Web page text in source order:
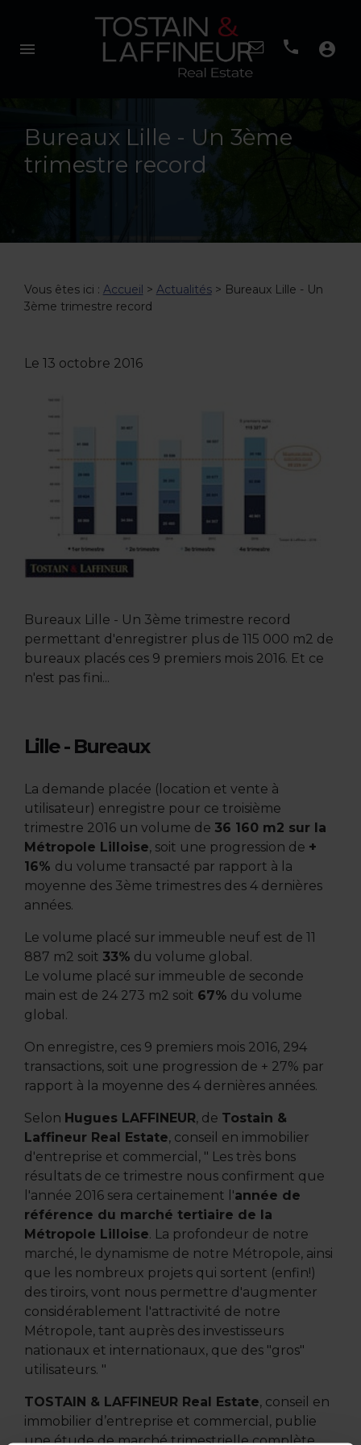
menu account_circle
Bureaux Lille - Un 3ème
trimestre record
Vous êtes ici : Accueil > Actualités> Bureaux Lille - Un
3ème trimestre record
Le 13 octobre 2016
Bureaux Lille - Un 3ème trimestre record
permettant d'enregistrer plus de 115 000 m2 de
bureaux placés ces 9 premiers mois 2016. Et ce
n'est pas fini...
Lille - Bureaux
La demande placée (location et vente à
utilisateur) enregistre pour ce troisième
trimestre 2016 un volume de 36 160 m2 sur la
Métropole Lilloise, soit une progression de +
16% du volume transacté par rapport à la
moyenne des 3ème trimestres des 4 dernières
années.
Le volume placé sur immeuble neuf est de 11
887 m2 soit 33% du volume global .
Le volume placé sur immeuble de seconde
main est de 24 273 m2 soit 67% du volume
global .
On enregistre, ces 9 premiers mois 2016, 294
transactions, soit une progression de + 27% par
rapport à la moyenne des 4 dernières années.
Selon Hugues LAFFINEUR, de Tostain &
Laffineur Real Estate, conseil en immobilier
d'entreprise et commercial, " Les très bons
résultats de ce trimestre nous confirment que
l'année 2016 sera certainement l'année de
référence du marché tertiaire de la
Métropole Lilloise. La profondeur de notre
marché, le dynamisme de notre Métropole, ainsi
que les nombreux projets qui sortent (enfin!)
des tiroirs, vont nous permettre d'augmenter
considérablement l'attractivité de notre
Métropole, tant auprès des investisseurs
nationaux et internationaux, que des "gros"
utilisateurs. "
TOSTAIN & LAFFINEUR Real Estate, conseil en
immobilier d’entreprise et commercial, publie
une étude de marché trimestrielle complète